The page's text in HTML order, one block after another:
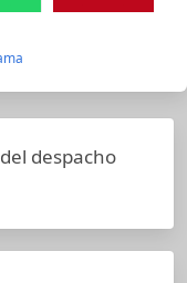
despacho